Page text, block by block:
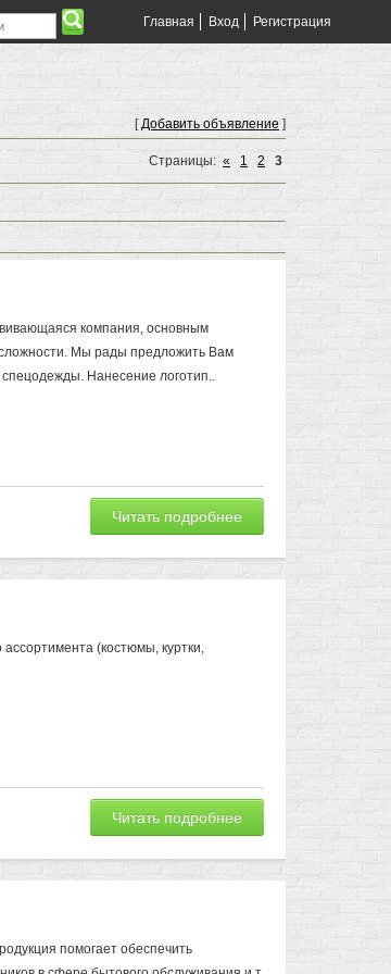
Главная Вход Регистрация
[Добавить объявление ]
Страницы: « 1 2 3
компания, основным
Мы рады предложить Вам
Нанесение логотип..
Читать подробнее
(костюмы, куртки,
Читать подробнее
помогает обеспечить